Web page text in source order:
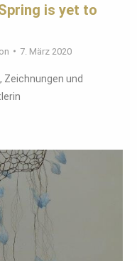
is yet to
7. März 2020
Zeichnungen und